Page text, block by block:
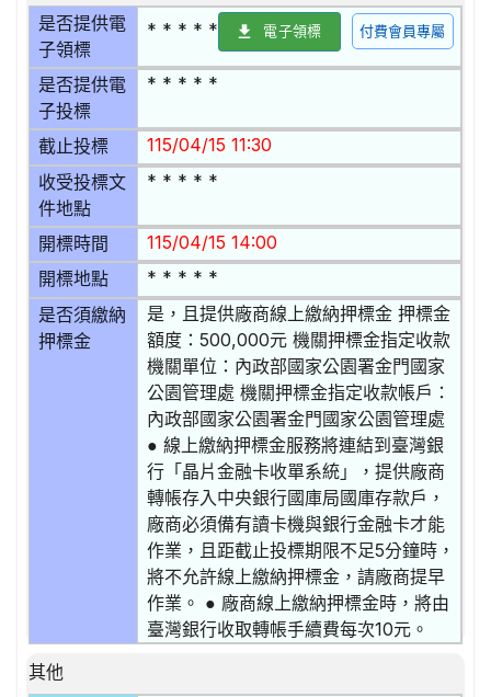
是否提供電
子領標
* * * * * 電子領標 付費會員專屬
是否提供電
子投標
* * * * *
截止投標 115/04/15 11:30
收受投標文
件地點
* * * * *
開標時間 115/04/15 14:00
開標地點 * * * * *
是否須繳納
押標金
是，且提供廠商線上繳納押標金 押標金
額度：500,000元 機關押標金指定收款
機關單位：內政部國家公園署金門國家
公園管理處 機關押標金指定收款帳戶：
內政部國家公園署金門國家公園管理處
● 線上繳納押標金服務將連結到臺灣銀
行「晶片金融卡收單系統」，提供廠商
轉帳存入中央銀行國庫局國庫存款戶，
廠商必須備有讀卡機與銀行金融卡才能
作業，且距截止投標期限不足5分鐘時，
將不允許線上繳納押標金，請廠商提早
作業。 ● 廠商線上繳納押標金時，將由
臺灣銀行收取轉帳手續費每次10元。
其他